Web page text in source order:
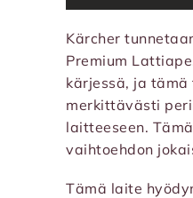
Kärcher
Premium
kärjessä, ja tämä
merkittävästi
laitteeseen.
vaihtoehdon
Tämä laite